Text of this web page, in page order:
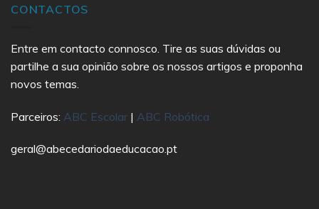
CONTACTOS
Entre em contacto connosco. Tire as suas dúvidas ou
partilhe a sua opinião sobre os nossos artigos e proponha
novos temas.
Parceiros: ABC Escolar | ABC Robótica
geral@abecedariodaeducacao.pt